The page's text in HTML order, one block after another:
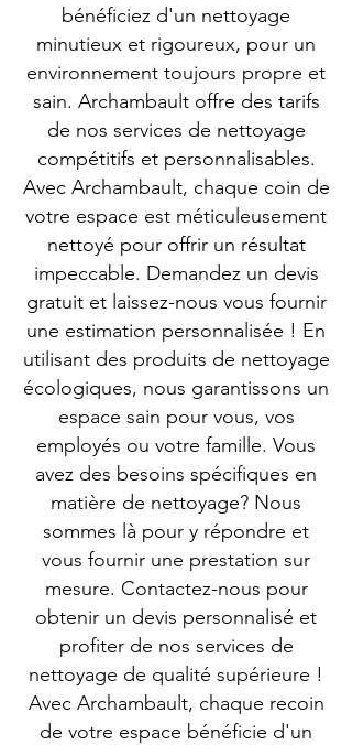
bénéficiez d'un nettoyage
minutieux et rigoureux, pour un
environnement toujours propre et
sain. Archambault offre des tarifs
de nos services de nettoyage
compétitifs et personnalisables.
Avec Archambault, chaque coin de
votre espace est méticuleusement
nettoyé pour offrir un résultat
impeccable. Demandez un devis
gratuit et laissez-nous vous fournir
une estimation personnalisée ! En
utilisant des produits de nettoyage
écologiques, nous garantissons un
espace sain pour vous, vos
employés ou votre famille. Vous
avez des besoins spécifiques en
matière de nettoyage? Nous
sommes là pour y répondre et
vous fournir une prestation sur
mesure. Contactez-nous pour
obtenir un devis personnalisé et
profiter de nos services de
nettoyage de qualité supérieure !
Avec Archambault, chaque recoin
de votre espace bénéficie d'un